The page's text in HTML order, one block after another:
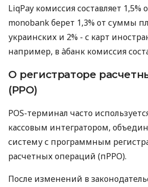
LiqPay комиссия составляет
monobank берет 1,3% от суммы
украинских и 2% - с карт
например, в àбанк комиссия
О регистраторе
(РРО)
POS-терминал часто
кассовым интегратором,
систему с программным
расчетных операций (пРРО).
После изменений в